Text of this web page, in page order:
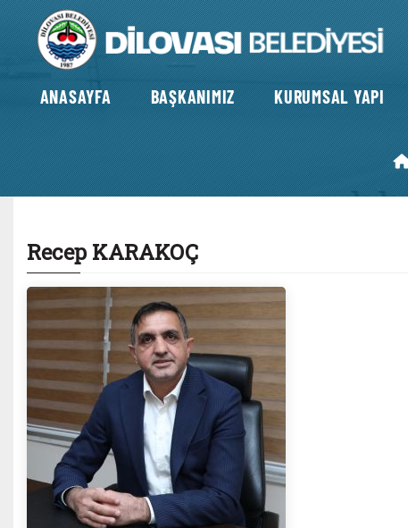
ANASAYFA BAŞKANIMIZ KURUMSAL YAPI
Recep KARAKOÇ